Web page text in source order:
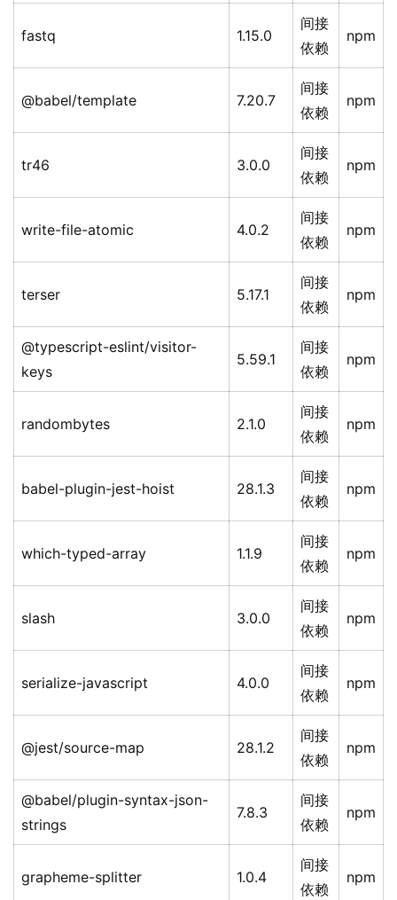
fastq 1.15.0
间接
依赖
npm
@babel/template 7.20.7
间接
依赖
npm
tr46 3.0.0
间接
依赖
npm
write-file-atomic 4.0.2
间接
依赖
npm
terser 5.17.1
间接
依赖
npm
@typescript-eslint/visitor-
keys
5.59.1
间接
依赖
npm
randombytes 2.1.0
间接
依赖
npm
babel-plugin-jest-hoist 28.1.3
间接
依赖
npm
which-typed-array 1.1.9
间接
依赖
npm
slash 3.0.0
间接
依赖
npm
serialize-javascript 4.0.0
间接
依赖
npm
@jest/source-map 28.1.2
间接
依赖
npm
@babel/plugin-syntax-json-
strings
7.8.3
间接
依赖
npm
grapheme-splitter 1.0.4
间接
依赖
npm